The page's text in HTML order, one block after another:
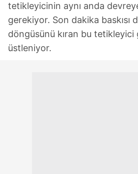
tetikleyicinin aynı anda
gerekiyor. Son dakika baskısı
döngüsünü kıran bu tetikleyici
üstleniyor.